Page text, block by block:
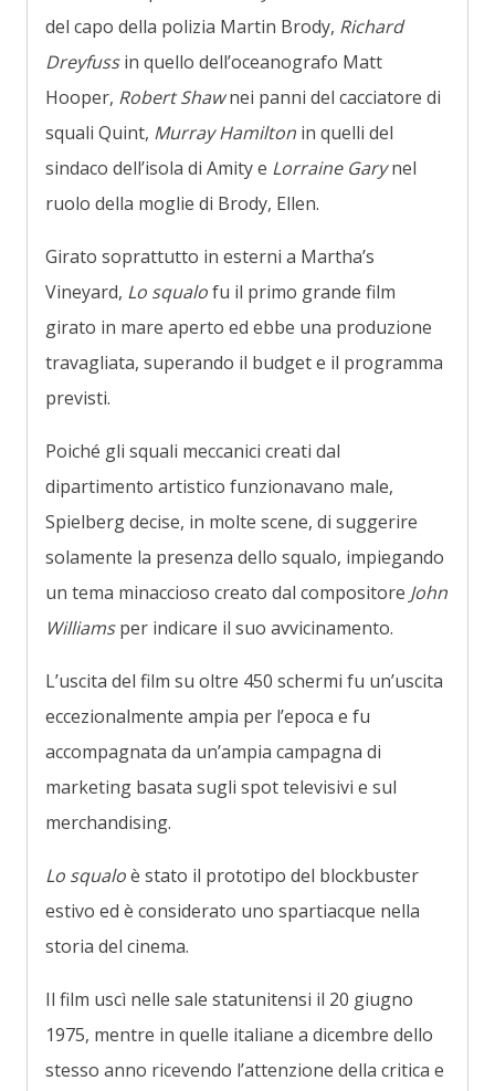
del capo della polizia Martin Brody, Richard
Dreyfussin quello dell’oceanografo Matt
Hooper, Robert Shawnei panni del cacciatore di
squali Quint, Murray Hamilton in quelli del
sindaco dell’isola di Amity e Lorraine Garynel
ruolo della moglie di Brody, Ellen.
Girato soprattutto in esterni a Martha’s
Vineyard, Lo squalofu il primo grande film
girato in mare aperto ed ebbe una produzione
travagliata, superando il budget e il programma
previsti.
Poiché gli squali meccanici creati dal
dipartimento artistico funzionavano male,
Spielberg decise, in molte scene, di suggerire
solamente la presenza dello squalo, impiegando
un tema minaccioso creato dal compositore John
Williamsper indicare il suo avvicinamento.
L’uscita del film su oltre 450 schermi fu un’uscita
eccezionalmente ampia per l’epoca e fu
accompagnata da un’ampia campagna di
marketing basata sugli spot televisivi e sul
merchandising.
Lo squaloè stato il prototipo del blockbuster
estivo ed è considerato uno spartiacque nella
storia del cinema.
Il film uscì nelle sale statunitensi il 20 giugno
1975, mentre in quelle italiane a dicembre dello
stesso anno ricevendo l’attenzione della critica e